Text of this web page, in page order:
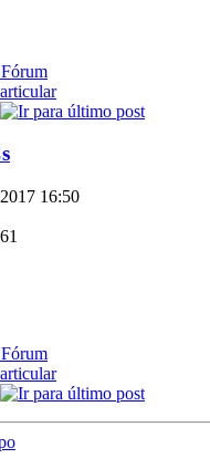
16:50